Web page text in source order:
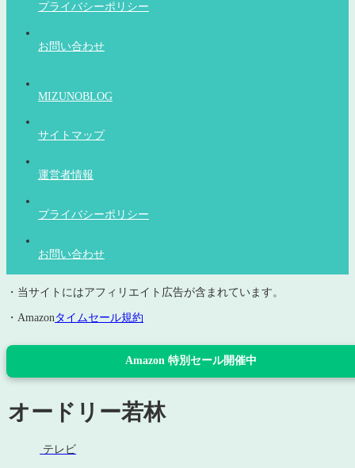
プライバシーポリシー
お問い合わせ
MIZUNOBLOG
サイトマップ
運営者情報
プライバシーポリシー
お問い合わせ
・当サイトにはアフィリエイト広告が含まれています。
・Amazonタイムセール規約
Amazon 特別セール開催中
オードリー若林
テレビ